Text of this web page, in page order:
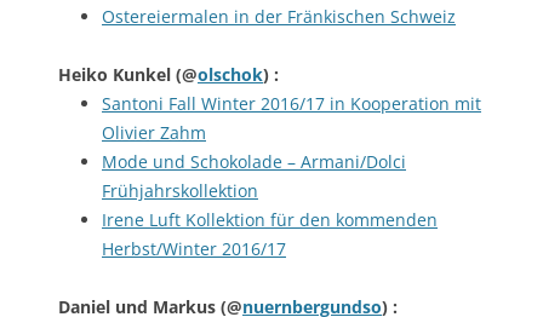
Ostereiermalen in der Fränkischen Schweiz
Heiko Kunkel (@olschok) :
Santoni Fall Winter 2016/17 in Kooperation mit
Olivier Zahm
Mode und Schokolade – Armani/Dolci
Frühjahrskollektion
Irene Luft Kollektion für den kommenden
Herbst/Winter 2016/17
Daniel und Markus (@nuernbergundso) :